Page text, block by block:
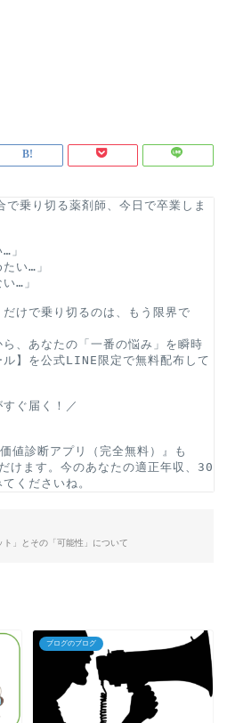
乗り切る薬剤師、今日で卒業しま
」
い…」
…」
けで乗り切るのは、もう限界で
、あなたの「一番の悩み」を瞬時
】を公式LINE限定で無料配布して
ぐ届く！／
値診断アプリ（完全無料）』も
けます。今のあなたの適正年収、30
くださいね。
」とその「可能性」について
ブログのブログ